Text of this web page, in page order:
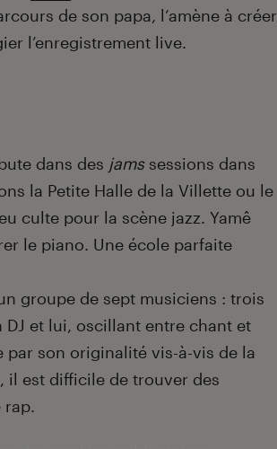
de son papa, l’amène à créer
l’enregistrement live.
dans des jamssessions dans
la Petite Halle de la Villette ou le
culte pour la scène jazz. Yamê
le piano. Une école parfaite
groupe de sept musiciens : trois
et lui, oscillant entre chant et
par son originalité vis-à-vis de la
, il est difficile de trouver des
rap.